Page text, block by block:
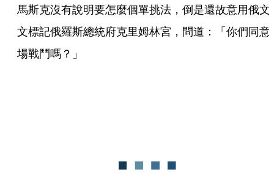
馬斯克沒有說明要怎麼個單挑法，倒是還故意用俄文
文標記俄羅斯總統府克里姆林宮，問道：「你們同意
場戰鬥嗎？」